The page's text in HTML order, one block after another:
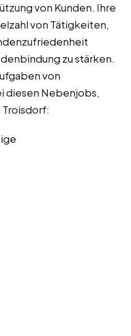
von Kunden. Ihre
von Tätigkeiten,
zu stärken.
von
diesen Nebenjobs,